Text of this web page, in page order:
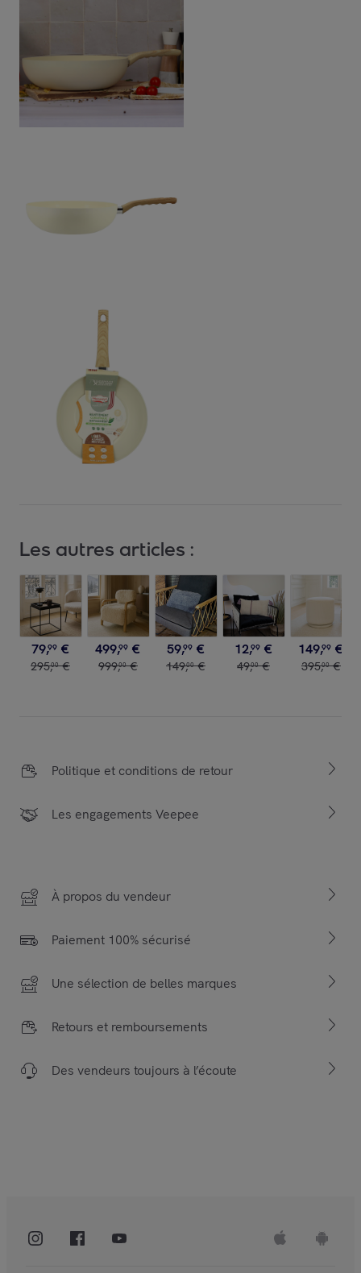
Les autres articles :
79,99 €
295,00 €
499,99 €
999,00 €
59,99 €
149,00 €
12,99 €
49,00 €
149,99 €
395,00 €
Politique et conditions de retour
Les engagements Veepee
À propos du vendeur
Paiement 100% sécurisé
Une sélection de belles marques
Retours et remboursements
Des vendeurs toujours à l’écoute